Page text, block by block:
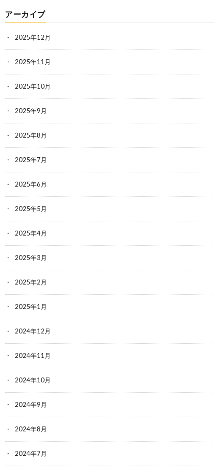
アーカイブ
2025年12月
2025年11月
2025年10月
2025年9月
2025年8月
2025年7月
2025年6月
2025年5月
2025年4月
2025年3月
2025年2月
2025年1月
2024年12月
2024年11月
2024年10月
2024年9月
2024年8月
2024年7月